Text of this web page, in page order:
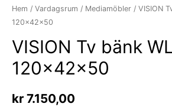
Hem / Vardagsrum / Mediamöbler / VISION
120x42x50
VISION Tv bänk
120x42x50
kr 7.150,00